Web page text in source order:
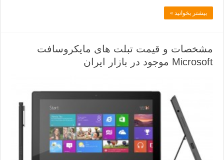
بیشتر بخوانید »
مشخصات و قیمت تبلت های مایکروسافت
Microsoft موجود در بازار ایران